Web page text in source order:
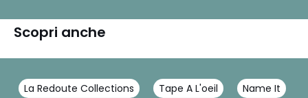
Scopri anche
La Redoute Collections Tape A L'oeil Name It